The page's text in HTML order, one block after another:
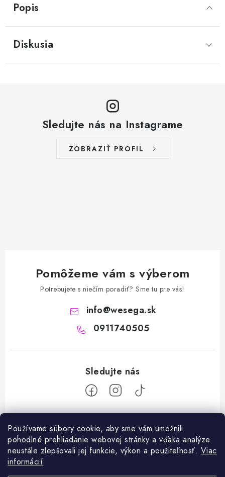
Používame súbory cookie, aby sme vám umožnili
pohodlné prehliadanie webovej stránky a vďaka analýze
neustále zlepšovali jej funkcie, výkon a použiteľnosť. Viac
informácií
Popis
Diskusia
Sledujte nás na Instagrame
ZOBRAZIŤ PROFIL
Pomôžeme vám s výberom
Potrebujete s niečím poradiť? Sme tu pre vás!
info@wesega.sk
0911740505
Z
Facebook
Blog